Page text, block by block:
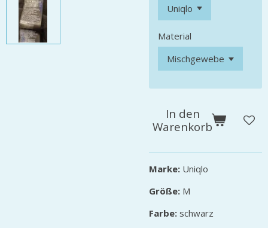
Material
In den
Warenkorb
Marke: Uniqlo
Größe: M
Farbe: schwarz